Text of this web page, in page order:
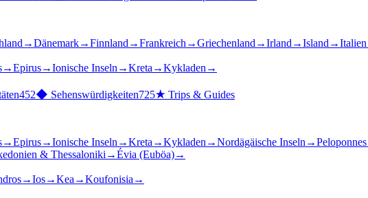
→Dänemark→Finnland →Frankreich →Griechenland →Irland →Island →Italien
→Epirus→Ionische Inseln →Kreta →Kykladen →
452◆ Sehenswürdigkeiten725★ Trips & Guides
→Epirus→Ionische Inseln →Kreta →Kykladen →Nordägäische Inseln →Peloponnes
& Thessaloniki →Évia (Euböa)→
→Ios→Kea →Koufonisia →